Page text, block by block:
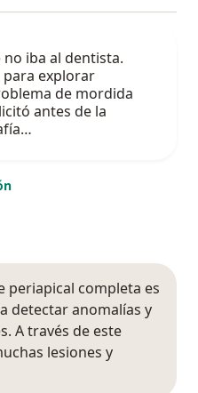
iba al dentista.
para explorar
de mordida
antes de la
periapical completa es
detectar anomalías y
A través de este
lesiones y